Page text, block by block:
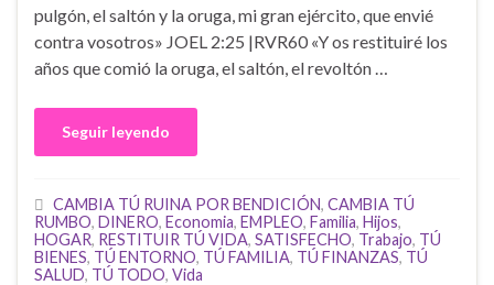
pulgón, el saltón y la oruga, mi gran ejército, que envié
contra vosotros» JOEL 2:25 |RVR60 «Y os restituiré los
años que comió la oruga, el saltón, el revoltón …
Seguir leyendo
CAMBIA TÚ RUINA POR BENDICIÓN, CAMBIA TÚ
RUMBO, DINERO, Economia, EMPLEO, Familia, Hijos,
HOGAR, RESTITUIR TÚ VIDA, SATISFECHO, Trabajo, TÚ
BIENES, TÚ ENTORNO, TÚ FAMILIA, TÚ FINANZAS, TÚ
SALUD, TÚ TODO, Vida